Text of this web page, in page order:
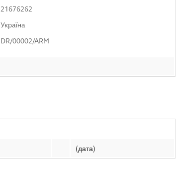
21676262
Україна
DR/00002/ARM
(дата)